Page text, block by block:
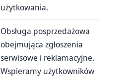
użytkowania.
Obsługa posprzedażowa
obejmująca zgłoszenia
serwisowe i reklamacyjne.
Wspieramy użytkowników